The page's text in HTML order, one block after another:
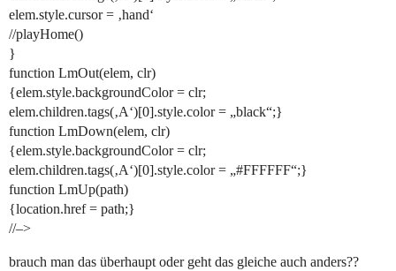
elem.style.cursor = ‚hand‘
//playHome()
}
function LmOut(elem, clr)
{elem.style.backgroundColor = clr;
elem.children.tags(‚A‘)[0].style.color = „black“;}
function LmDown(elem, clr)
{elem.style.backgroundColor = clr;
elem.children.tags(‚A‘)[0].style.color = „#FFFFFF“;}
function LmUp(path)
{location.href = path;}
//–>
brauch man das überhaupt oder geht das gleiche auch anders??